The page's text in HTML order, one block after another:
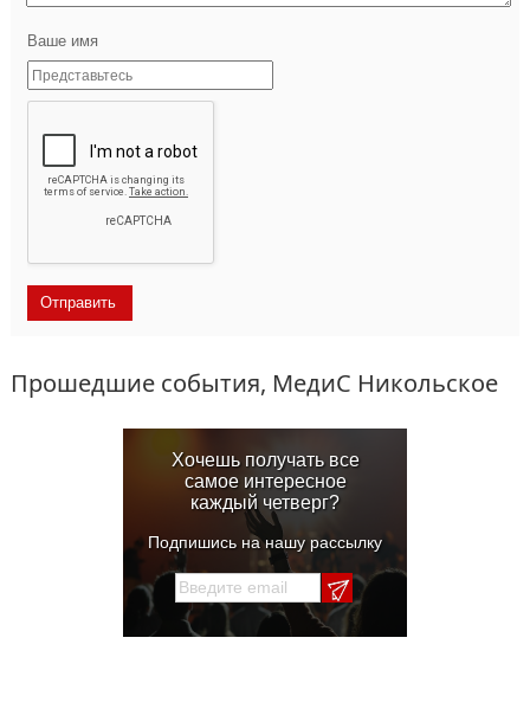
Ваше имя
Прошедшие события, МедиС Никольское
Хочешь получать все
самое интересное
каждый четверг?
Подпишись на нашу рассылку